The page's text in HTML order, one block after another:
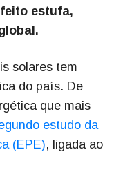
estufa,
solares tem
do país. De
que mais
estudo da
(EPE), ligada ao